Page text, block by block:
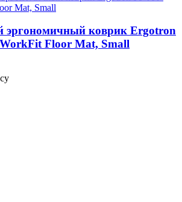
эргономичный коврик Ergotron
Floor Mat, Small